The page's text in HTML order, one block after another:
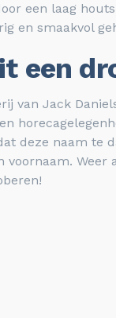
een laag
en smaakvol
een
van Jack
deze naam te
voornaam.